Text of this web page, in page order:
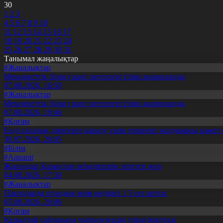
30
1 2 3
4 5 6 7 8 9 10
11 12 13 14 15 16 17
18 19 20 21 22 23 24
25 26 27 28 29 30 31
Танымал жаңалықтар
#Жаңалықтар
Мемлекеттік білім грант иегерлері тізімі жарияланды
07.08.2026, 16:50
#Жаңалықтар
Мемлекеттік білім грант иегерлері тізімі жарияланды
07.08.2026, 19:46
#Қоғам
Енді салалық дәрігерге қаралу үшін терапевт жолдамасы қажет
30.07.2026, 20:05
#Білім
#Aqparat
Жапондар Қазақстан өсімдіктерін зерттеп жүр
04.08.2026, 17:30
#Жаңалықтар
Павлодарда отандық өнім өндірісі 1,5 есе артты
05.08.2026, 20:06
#Қоғам
Құрылтай сайлауына үміткерлердің тізімі бекітілді